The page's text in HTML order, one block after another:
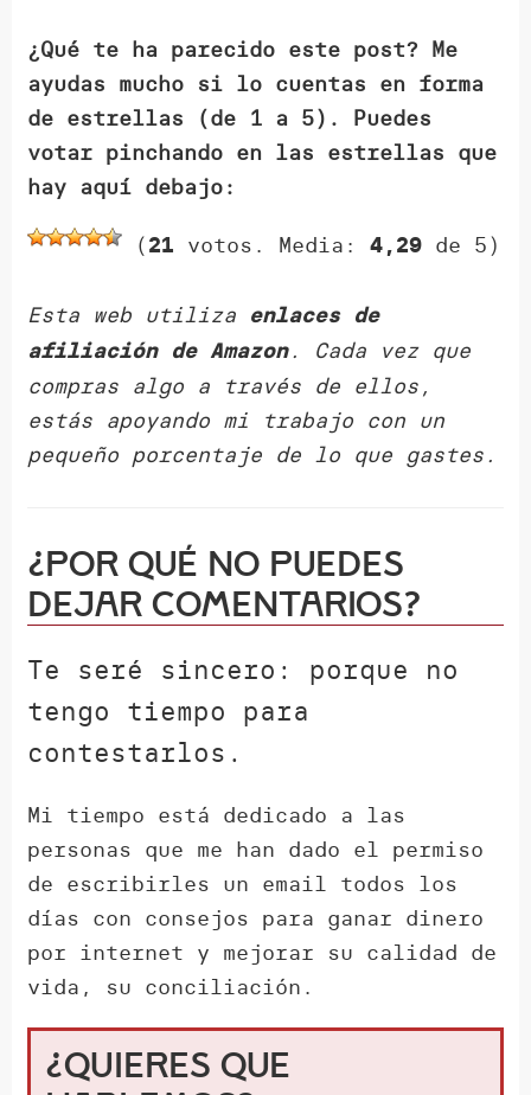
¿Qué te ha parecido este post? Me
ayudas mucho si lo cuentas en forma
de estrellas (de 1 a 5). Puedes
votar pinchando en las estrellas que
hay aquí debajo:
(21 votos. Media:4,29 de 5)
Esta web utiliza enlaces de
afiliación de Amazon. Cada vez que
compras algo a través de ellos,
estás apoyando mi trabajo con un
pequeño porcentaje de lo que gastes.
¿Por qué NO puedes
dejar comentarios?
Te seré sincero: porque no
tengo tiempo para
contestarlos.
Mi tiempo está dedicado a las
personas que me han dado el permiso
de escribirles un email todos los
días con consejos para ganar dinero
por internet y mejorar su calidad de
vida, su conciliación.
¿Quieres que